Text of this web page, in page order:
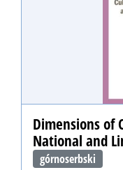
Dimensions of
National and
górnoserbski